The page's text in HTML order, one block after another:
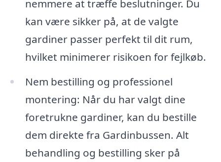
nemmere at træffe beslutninger. Du
kan være sikker på, at de valgte
gardiner passer perfekt til dit rum,
hvilket minimerer risikoen for fejlkøb.
Nem bestilling og professionel
montering: Når du har valgt dine
foretrukne gardiner, kan du bestille
dem direkte fra Gardinbussen. Alt
behandling og bestilling sker på